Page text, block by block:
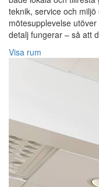
teknik, service och
mötesupplevelse
detalj fungerar – så att
Visa rum